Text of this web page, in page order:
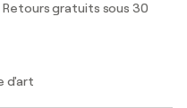
Retours gratuits sous 30
d'art